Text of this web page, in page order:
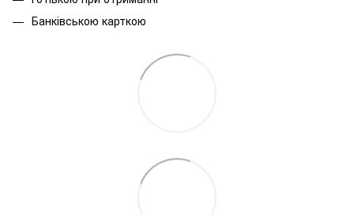
Банківською карткою